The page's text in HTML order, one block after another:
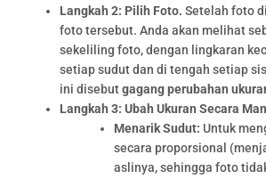
Langkah 2: Pilih Foto. Setelah foto
foto tersebut. Anda akan melihat
sekeliling foto, dengan lingkaran
setiap sudut dan di tengah setiap
ini disebutgagang perubahan
Langkah 3: Ubah Ukuran Secara
Menarik Sudut: Untuk
secara proporsional
aslinya, sehingga foto